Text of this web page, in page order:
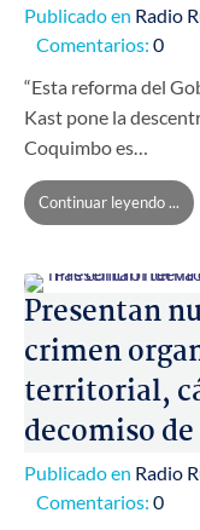
Publicado en Radio
Comentarios: 0
“Esta reforma del
Kast pone la
Coquimbo es…
Continuar leyendo ...
Presentan
crimen
territorial,
decomiso
Publicado en Radio
Comentarios: 0